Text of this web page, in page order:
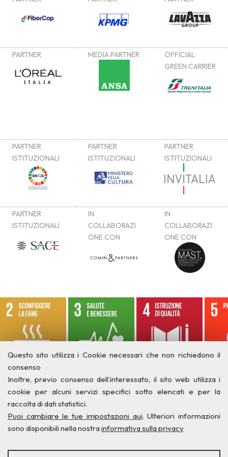
Questo sito utilizza i Cookie necessari che non richiedono il
consenso
Inoltre, previo consenso dell’interessato, il sito web utilizza i
cookie per alcuni servizi specifici sotto elencati e per la
raccolta di dati statistici.
Puoi cambiare le tue impostazioni qui. Ulteriori informazioni
sono disponibili nella nostrainformativa sulla privacy
STATISTICHE